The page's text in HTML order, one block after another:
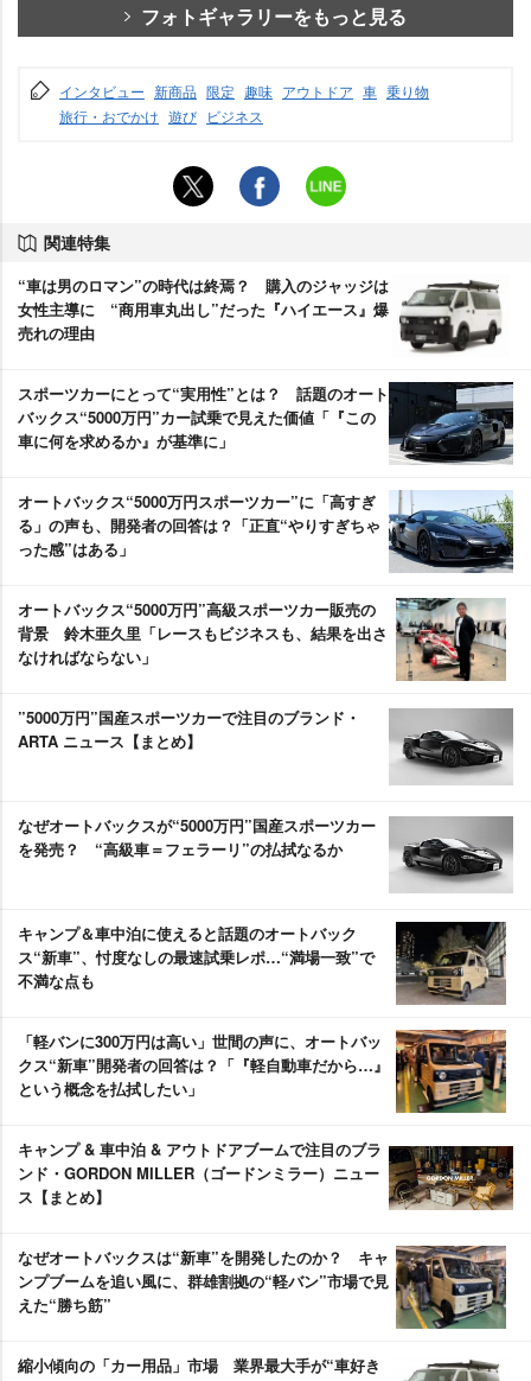
フォトギャラリーをもっと見る
インタビュー 新商品 限定 趣味 アウトドア 車 乗り物
旅行・おでかけ 遊び ビジネス
関連特集
“車は男のロマン”の時代は終焉？ 購入のジャッジは
女性主導に “商用車丸出し”だった『ハイエース』爆
売れの理由
スポーツカーにとって“実用性”とは？ 話題のオート
バックス“5000万円”カー試乗で見えた価値「『この
車に何を求めるか』が基準に」
オートバックス“5000万円スポーツカー”に「高すぎ
る」の声も、開発者の回答は？「正直“やりすぎちゃ
った感”はある」
オートバックス“5000万円”高級スポーツカー販売の
背景 鈴木亜久里「レースもビジネスも、結果を出さ
なければならない」
”5000万円”国産スポーツカーで注目のブランド・
ARTA ニュース【まとめ】
なぜオートバックスが“5000万円”国産スポーツカー
を発売？ “高級車＝フェラーリ”の払拭なるか
キャンプ＆車中泊に使えると話題のオートバック
ス“新車”、忖度なしの最速試乗レポ…“満場一致”で
不満な点も
「軽バンに300万円は高い」世間の声に、オートバッ
クス“新車”開発者の回答は？「『軽自動車だから…』
という概念を払拭したい」
キャンプ & 車中泊 & アウトドアブームで注目のブラ
ンド・GORDON MILLER（ゴードンミラー）ニュー
ス【まとめ】
なぜオートバックスは“新車”を開発したのか？ キャ
ンプブームを追い風に、群雄割拠の“軽バン”市場で見
えた“勝ち筋”
縮小傾向の「カー用品」市場 業界最大手が“車好き